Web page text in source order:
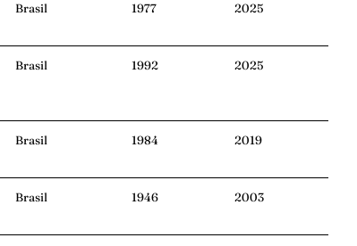
Brasil 1977 2025
Brasil 1992 2025
Brasil 1984 2019
Brasil 1946 2003